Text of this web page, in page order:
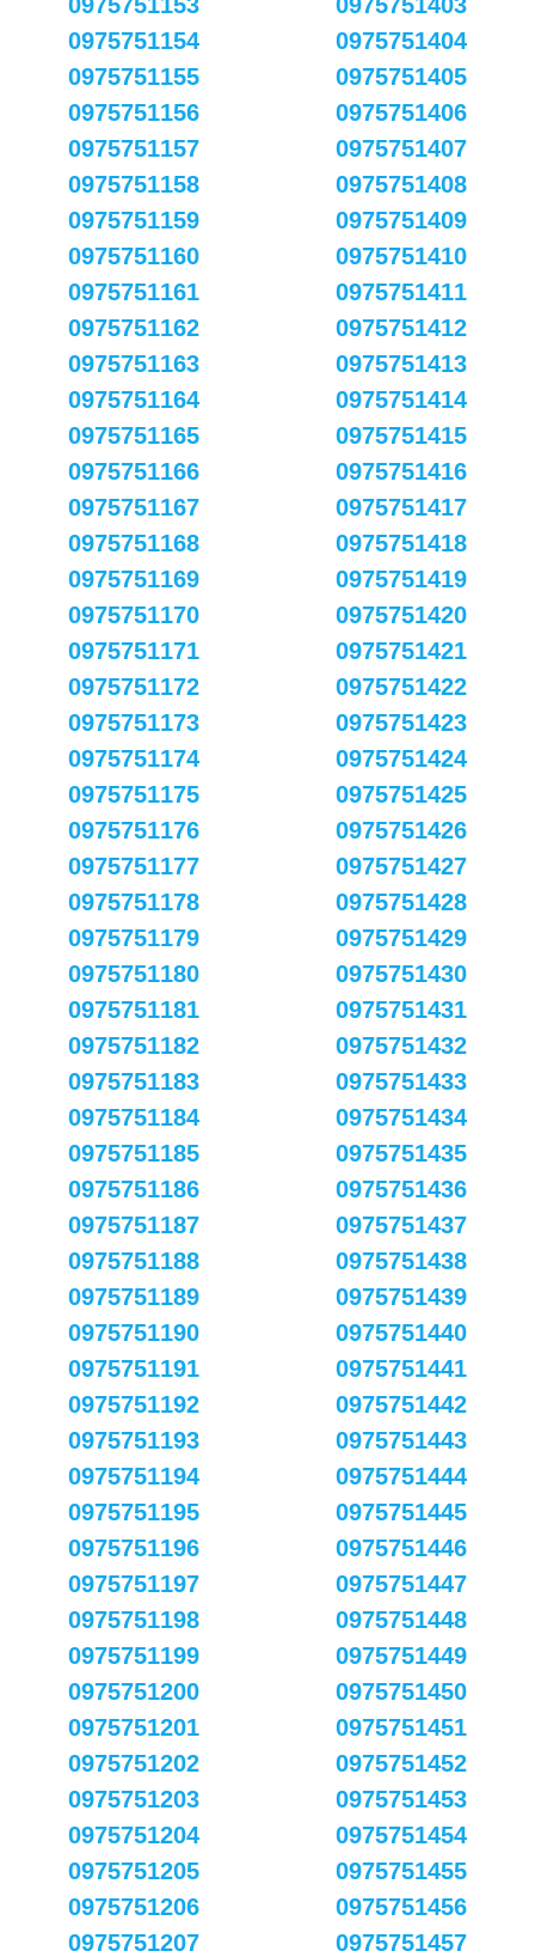
0975751154
0975751155
0975751156
0975751157
0975751158
0975751159
0975751160
0975751161
0975751162
0975751163
0975751164
0975751165
0975751166
0975751167
0975751168
0975751169
0975751170
0975751171
0975751172
0975751173
0975751174
0975751175
0975751176
0975751177
0975751178
0975751179
0975751180
0975751181
0975751182
0975751183
0975751184
0975751185
0975751186
0975751187
0975751188
0975751189
0975751190
0975751191
0975751192
0975751193
0975751194
0975751195
0975751196
0975751197
0975751198
0975751199
0975751200
0975751201
0975751202
0975751203
0975751204
0975751205
0975751206
0975751207
0975751404
0975751405
0975751406
0975751407
0975751408
0975751409
0975751410
0975751411
0975751412
0975751413
0975751414
0975751415
0975751416
0975751417
0975751418
0975751419
0975751420
0975751421
0975751422
0975751423
0975751424
0975751425
0975751426
0975751427
0975751428
0975751429
0975751430
0975751431
0975751432
0975751433
0975751434
0975751435
0975751436
0975751437
0975751438
0975751439
0975751440
0975751441
0975751442
0975751443
0975751444
0975751445
0975751446
0975751447
0975751448
0975751449
0975751450
0975751451
0975751452
0975751453
0975751454
0975751455
0975751456
0975751457